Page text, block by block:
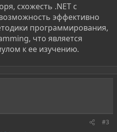
схожесть .NET с
эффективно
программирования,
что является
к ее изучению.
#3